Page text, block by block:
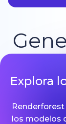
Explora
los modelos